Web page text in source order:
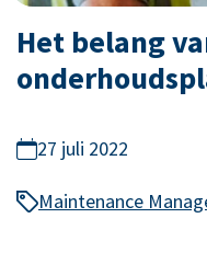
Het belang
27 juli 2022
Maintenance